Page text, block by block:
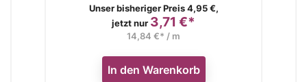
Verkaufspreis
Unser bisheriger Preis 4,95 €,
jetzt nur Preis
3,71 €*
14,84 €* / m
In den Warenkorb